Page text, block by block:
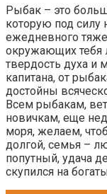
Рыбак – это
которую под силу
ежедневного
окружающих тебя
твердость духа и
капитана, от
достойны
Всем рыбакам,
новичкам, еще
моря, желаем,
долгой, семья –
попутный, удача
скупился на